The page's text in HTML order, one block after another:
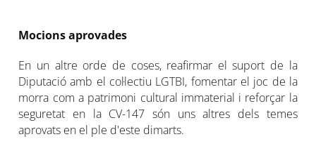
Mocions aprovades
En un altre orde de coses, reafirmar el suport de la
Diputació amb el col·lectiu LGTBI, fomentar el joc de la
morra com a patrimoni cultural immaterial i reforçar la
seguretat en la CV-147 són uns altres dels temes
aprovats en el ple d'este dimarts.